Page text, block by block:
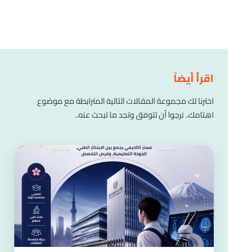
اقرأ أيضاً
اخترنا لك مجموعة المقالات التالية المترابطة مع موضوع
اهتامك.. نرجوا أن تتوفق وتجد ما تبحث عنه..